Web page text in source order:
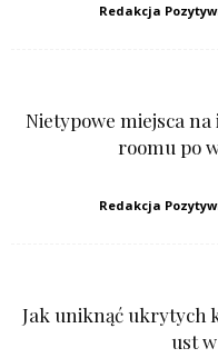
Redakcja
Nietypowe miejsca
roomu po
Redakcja
Jak uniknąć ukrytych
ust